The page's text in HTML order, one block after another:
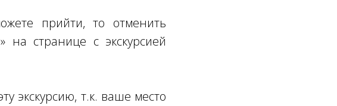
прийти, то отменить
странице с экскурсией
экскурсию, т.к. ваше место